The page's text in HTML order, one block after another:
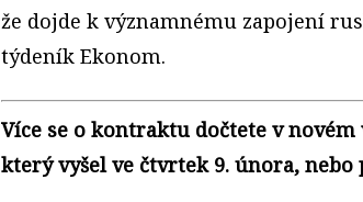
že dojde k významnému zapojení
týdeník Ekonom.
Více se o kontraktu dočtete v
který vyšel ve čtvrtek 9. února, nebo